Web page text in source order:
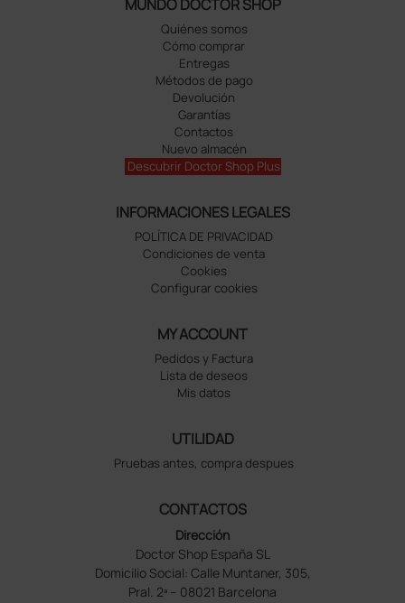
MUNDO DOCTOR SHOP
Quiénes somos
Cómo comprar
Entregas
Métodos de pago
Devolución
Garantías
Contactos
Nuevo almacén
Descubrir Doctor Shop Plus
INFORMACIONES LEGALES
POLÍTICA DE PRIVACIDAD
Condiciones de venta
Cookies
Configurar cookies
MY ACCOUNT
Pedidos y Factura
Lista de deseos
Mis datos
UTILIDAD
Pruebas antes, compra despues
CONTACTOS
Dirección
Doctor Shop España SL
Domicilio Social: Calle Muntaner, 305,
Pral. 2ª – 08021 Barcelona